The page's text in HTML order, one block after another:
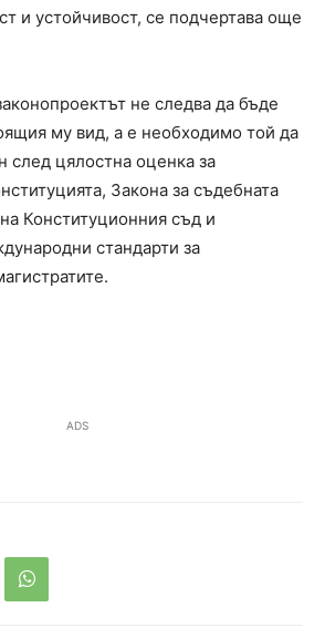
и устойчивост, се подчертава още
не следва да бъде
му вид, а е необходимо той да
след цялостна оценка за
Закона за съдебната
Конституционния съд и
стандарти за
ADS